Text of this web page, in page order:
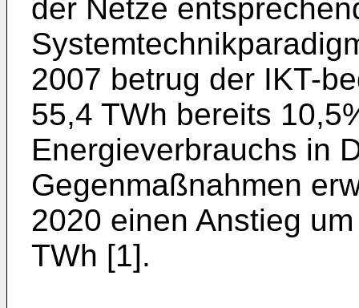
der Netze
2007 betrug der IKT-
55,4 TWh bereits
Energieverbrauchs in
Gegenmaßnahmen
2020 einen Anstieg
TWh [1].